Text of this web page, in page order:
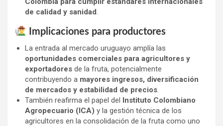
de calidad y sanidad.
Implicaciones para productores
La entrada al mercado uruguayo amplía las
oportunidades comerciales para agricultores y
exportadores de la fruta, potencialmente
contribuyendo a mayores ingresos, diversificación
de mercados y estabilidad de precios.
También reafirma el papel del Instituto Colombiano
Agropecuario (ICA) y la gestión técnica de los
agricultores en la consolidación de la fruta como uno